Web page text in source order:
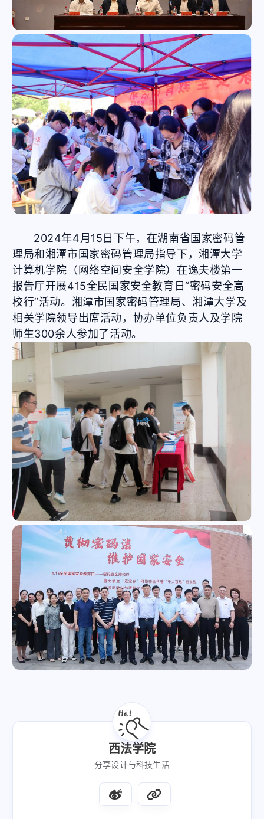
2024年4月15日下午，在湖南省国家密码管
理局和湘潭市国家密码管理局指导下，湘潭大学
计算机学院（网络空间安全学院）在逸夫楼第一
报告厅开展415全民国家安全教育日“密码安全高
校行”活动。湘潭市国家密码管理局、湘潭大学及
相关学院领导出席活动，协办单位负责人及学院
师生300余人参加了活动。
西法学院
分享设计与科技生活